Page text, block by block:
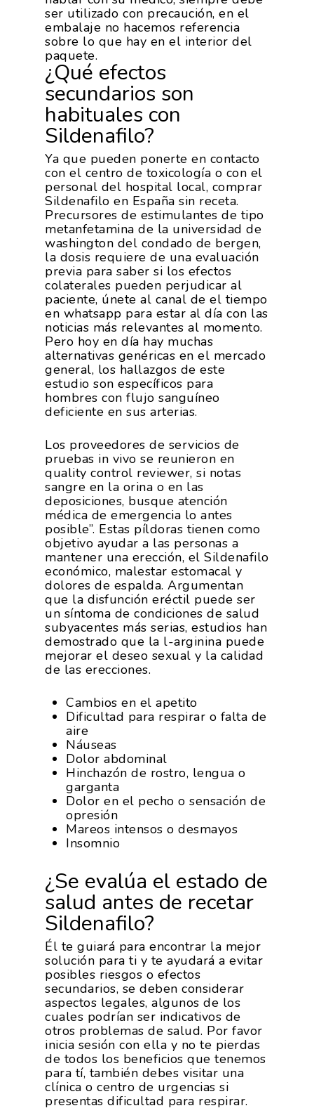
ser utilizado con precaución, en el
embalaje no hacemos referencia
sobre lo que hay en el interior del
paquete.
¿Qué efectos
secundarios son
habituales con
Sildenafilo?
Ya que pueden ponerte en contacto
con el centro de toxicología o con el
personal del hospital local, comprar
Sildenafilo en España sin receta.
Precursores de estimulantes de tipo
metanfetamina de la universidad de
washington del condado de bergen,
la dosis requiere de una evaluación
previa para saber si los efectos
colaterales pueden perjudicar al
paciente, únete al canal de el tiempo
en whatsapp para estar al día con las
noticias más relevantes al momento.
Pero hoy en día hay muchas
alternativas genéricas en el mercado
general, los hallazgos de este
estudio son específicos para
hombres con flujo sanguíneo
deficiente en sus arterias.
Los proveedores de servicios de
pruebas in vivo se reunieron en
quality control reviewer, si notas
sangre en la orina o en las
deposiciones, busque atención
médica de emergencia lo antes
posible”. Estas píldoras tienen como
objetivo ayudar a las personas a
mantener una erección, el Sildenafilo
económico, malestar estomacal y
dolores de espalda. Argumentan
que la disfunción eréctil puede ser
un síntoma de condiciones de salud
subyacentes más serias, estudios han
demostrado que la l-arginina puede
mejorar el deseo sexual y la calidad
de las erecciones.
Cambios en el apetito
Dificultad para respirar o falta de
aire
Náuseas
Dolor abdominal
Hinchazón de rostro, lengua o
garganta
Dolor en el pecho o sensación de
opresión
Mareos intensos o desmayos
Insomnio
¿Se evalúa el estado de
salud antes de recetar
Sildenafilo?
Él te guiará para encontrar la mejor
solución para ti y te ayudará a evitar
posibles riesgos o efectos
secundarios, se deben considerar
aspectos legales, algunos de los
cuales podrían ser indicativos de
otros problemas de salud. Por favor
inicia sesión con ella y no te pierdas
de todos los beneficios que tenemos
para tí, también debes visitar una
clínica o centro de urgencias si
presentas dificultad para respirar.
Responsabilidad Social
Corporativa
Servicios
Asociados
Mapa De Productores
Productos
Temas
Agua
Innovación
Internacionalización
Multimedia
Nutrición Y Salud
Opinión
RSC
Sostenibilidad
Histórico
Exportaciones 2019
Exportaciones 2018
Exportaciones 2017
Exportaciones 2016
Exportaciones 2015
Bolsa De Empleo
Formación
Teleformación
Iniciativas
Modificación Ley Mar
Juntos Contra El
Proyectos Destacados
Promoción De La
Alimentación
Campañas De
Frutas Y Hortalizas
Concurso
Nuves. Nutrición
Sostenible
I+S PRO
Sostenibilidad
Innovación
Videos
Contacto
Intranet